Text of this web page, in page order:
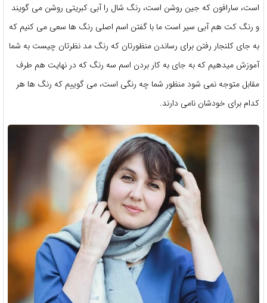
است، سارافون که جین روشن است، رنگ شال را آبی کبریتی روشن می گویند
و رنگ کت هم آبی سیر است ما با گفتن اسم اصلی رنگ ها سعی می کنیم که
به جای کلنجار رفتن برای رساندن منظورتان که رنگ مد نظرتان چیست به شما
آموزش میدهیم که به جای به کار بردن اسم سه رنگ که در نهایت هم طرف
مقابل متوجه نمی شود منظور شما چه رنگی است، می گوییم که رنگ ها هر
کدام برای خودشان نامی دارند.